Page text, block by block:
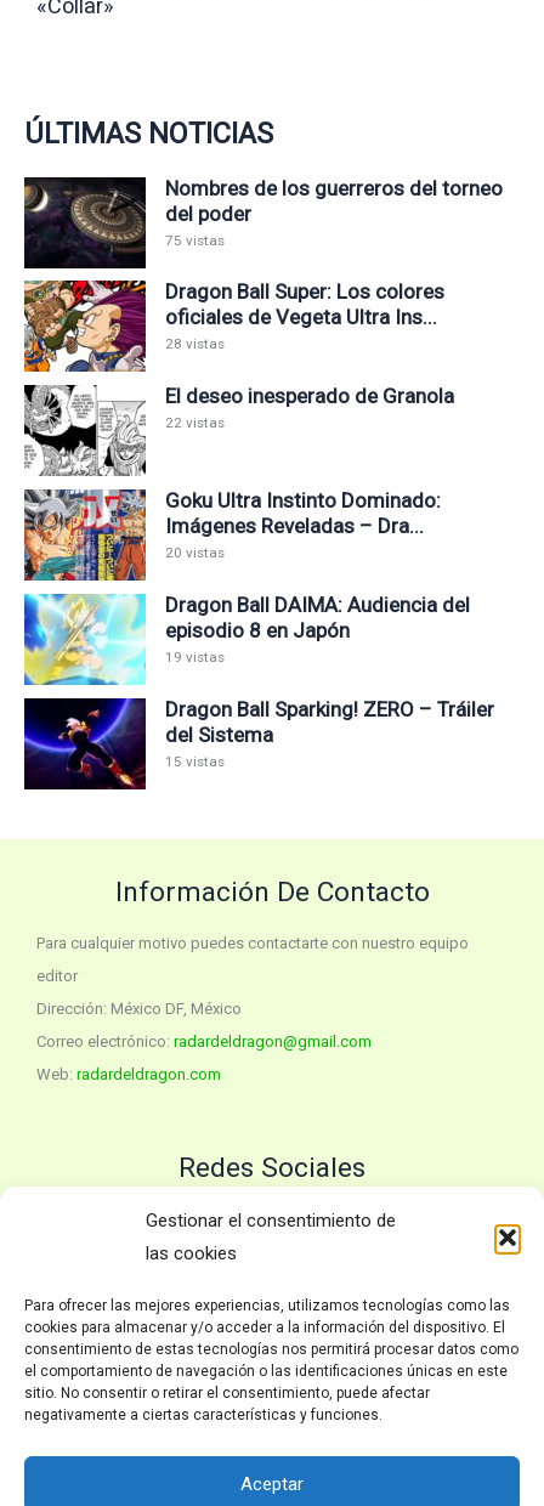
Gestionar el consentimiento de
las cookies
Para ofrecer las mejores experiencias, utilizamos tecnologías como las
cookies para almacenar y/o acceder a la información del dispositivo. El
consentimiento de estas tecnologías nos permitirá procesar datos como
el comportamiento de navegación o las identificaciones únicas en este
sitio. No consentir o retirar el consentimiento, puede afectar
negativamente a ciertas características y funciones.
Aceptar
«Collar»
ÚLTIMAS NOTICIAS
Nombres de los guerreros del torneo
del poder
75 vistas
Dragon Ball Super: Los colores
oficiales de Vegeta Ultra Ins...
28 vistas
El deseo inesperado de Granola
22 vistas
Goku Ultra Instinto Dominado:
Imágenes Reveladas – Dra...
20 vistas
Dragon Ball DAIMA: Audiencia del
episodio 8 en Japón
19 vistas
Dragon Ball Sparking! ZERO – Tráiler
del Sistema
15 vistas
Información De Contacto
Para cualquier motivo puedes contactarte con nuestro equipo
editor
Dirección: México DF, México
Correo electrónico: radardeldragon@gmail.com
Web: radardeldragon.com
Redes Sociales
Twitter
YouTube
Políticas
Inicio
Política de privacidad
Política de Cookies